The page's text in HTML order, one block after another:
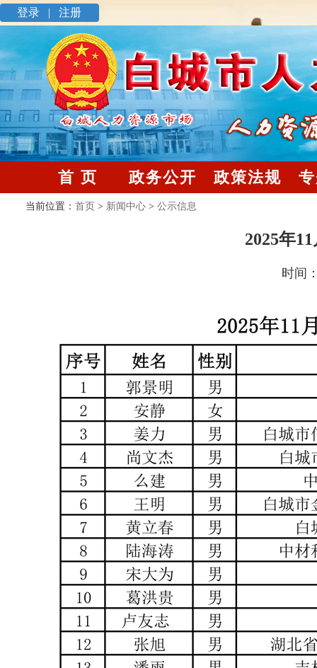
登录 | 注册
首 页 政务公开 政策法规
当前位置： 首页 > 新闻中心 > 公示信息
2025年
时间